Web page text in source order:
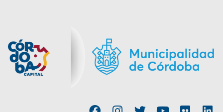
F
I
T
Y
F
L